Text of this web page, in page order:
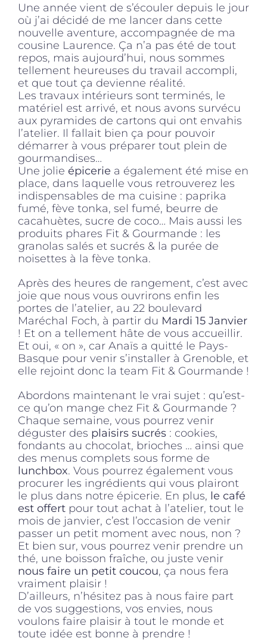
Une année vient de s’écouler depuis le jour
où j’ai décidé de me lancer dans cette
nouvelle aventure, accompagnée de ma
cousine Laurence. Ça n’a pas été de tout
repos, mais aujourd’hui, nous sommes
tellement heureuses du travail accompli,
et que tout ça devienne réalité.
Les travaux intérieurs sont terminés, le
matériel est arrivé, et nous avons survécu
aux pyramides de cartons qui ont envahis
l’atelier. Il fallait bien ça pour pouvoir
démarrer à vous préparer tout plein de
gourmandises…
Une jolie épicerie a également été mise en
place, dans laquelle vous retrouverez les
indispensables de ma cuisine : paprika
fumé, fève tonka, sel fumé, beurre de
cacahuètes, sucre de coco… Mais aussi les
produits phares Fit & Gourmande : les
granolas salés et sucrés & la purée de
noisettes à la fève tonka.
Après des heures de rangement, c’est avec
joie que nous vous ouvrirons enfin les
portes de l’atelier, au 22 boulevard
Maréchal Foch, à partir du Mardi 15 Janvier
! Et on a tellement hâte de vous accueillir.
Et oui, « on », car Anaïs a quitté le Pays-
Basque pour venir s’installer à Grenoble, et
elle rejoint donc la team Fit & Gourmande !
Abordons maintenant le vrai sujet : qu’est-
ce qu’on mange chez Fit & Gourmande ?
Chaque semaine, vous pourrez venir
déguster des plaisirs sucrés : cookies,
fondants au chocolat, brioches … ainsi que
des menus complets sous forme de
lunchbox. Vous pourrez également vous
procurer les ingrédients qui vous plairont
le plus dans notre épicerie. En plus, le café
est offert pour tout achat à l’atelier, tout le
mois de janvier, c’est l’occasion de venir
passer un petit moment avec nous, non ?
Et bien sur, vous pourrez venir prendre un
thé, une boisson fraîche, ou juste venir
nous faire un petit coucou, ça nous fera
vraiment plaisir !
D’ailleurs, n’hésitez pas à nous faire part
de vos suggestions, vos envies, nous
voulons faire plaisir à tout le monde et
toute idée est bonne à prendre !